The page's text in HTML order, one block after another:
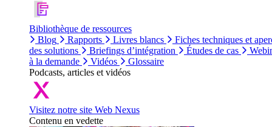
Bibliothèque de ressources
Blog
Rapports Livres blancs
Fiches techniques et
des solutions
Briefings d’intégration Études de cas
à la demande
Vidéos
Glossaire
Podcasts, articles et vidéos
Visitez notre site Web Nexus
Contenu en vedette